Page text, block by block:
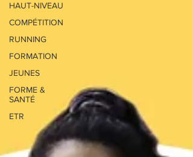
HAUT-NIVEAU
COMPÉTITION
RUNNING
FORMATION
JEUNES
FORME &
SANTÉ
ETR